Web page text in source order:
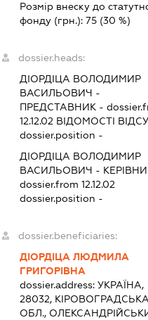
Розмір внеску до
фонду (грн.):75 (30 %)
dossier.heads:
ДІОРДІЦА ВОЛОДИМИР
ВАСИЛЬОВИЧ -
ПРЕДСТАВНИК -
12.12.02 ВІДОМОСТІ
dossier.position -
ДІОРДІЦА ВОЛОДИМИР
ВАСИЛЬОВИЧ -
dossier.from 12.12.02
dossier.position -
dossier.beneficiaries:
ДІОРДІЦА ЛЮДМИЛА
ГРИГОРІВНА
dossier.address:УКРАЇНА,
28032, КІРОВОГРАДСЬКА
ОБЛ.,